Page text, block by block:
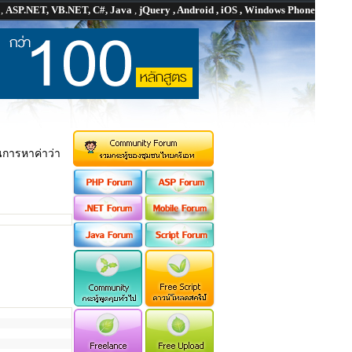
, ASP.NET, VB.NET, C#, Java , jQuery , Android , iOS , Windows Phone
ารหาค่าว่า